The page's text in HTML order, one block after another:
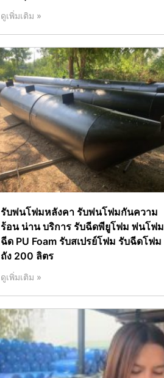
ดูเพิ่มเติม »
รับพ่นโฟมหลังคา รับพ่นโฟมกันความ
ร้อน น่าน บริการ รับฉีดพียูโฟม พ่นโฟม
ฉีด PU Foam รับสเปรย์โฟม รับฉีดโฟม
ถัง 200 ลิตร
ดูเพิ่มเติม »